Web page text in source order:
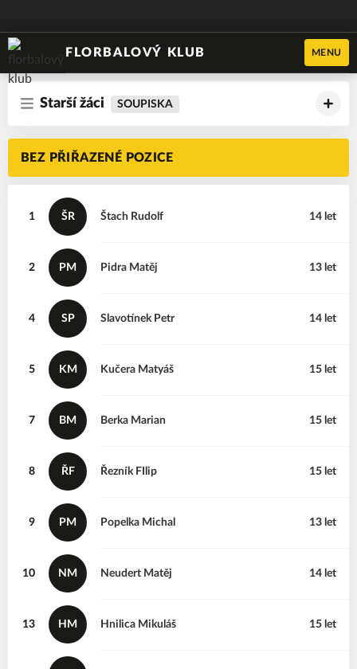
FLORBALOVÝ KLUB MENU
Starší žáci SOUPISKA
BEZ PŘIŘAZENÉ POZICE
1 ŠR Rudolf
Štach 14 let
2 PM Matěj
Pidra 13 let
4 SP Petr
Slavotínek 14 let
5 KM Matyáš
Kučera 15 let
7 BM Marian
Berka 15 let
8 ŘF FIlip
Řezník 15 let
9 PM Michal
Popelka 13 let
10 NM Matěj
Neudert 14 let
13 HM Mikuláš
Hnilica 15 let